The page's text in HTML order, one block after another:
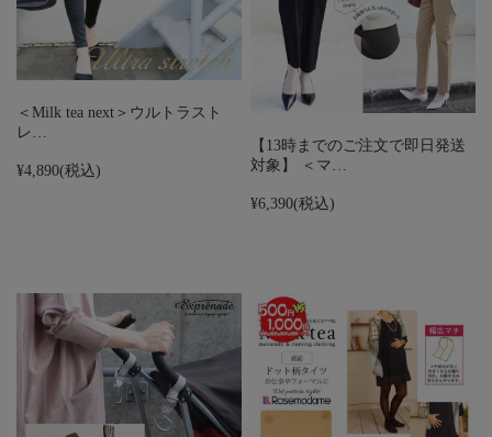
＜Milk tea next＞ウルトラスト
レ…
¥4,890(税込)
【13時までのご注文で即日発送
対象】 ＜マ…
¥6,390(税込)